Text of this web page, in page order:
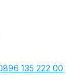
135 222 00